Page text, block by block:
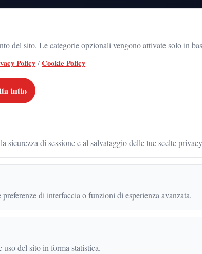
il radicamento del movimento sul territorio
GADOLA, UNA VITA TRA STUDIO, GIUSTIZIA, CULTURA
UNA VITA TRA STUDIO,
E IMPEGNO PUBBLICO
del sito. Le categorie opzionali vengono attivate solo in
Policy /Cookie Policy
tutto
sicurezza di sessione e al salvataggio delle tue scelte
di interfaccia o funzioni di esperienza avanzata.
del sito in forma statistica.